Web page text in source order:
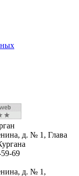
д. № 1, Глава
69
д. № 1,